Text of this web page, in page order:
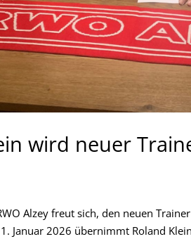
wird neuer
Alzey freut sich, den neuen
Januar 2026 übernimmt Roland